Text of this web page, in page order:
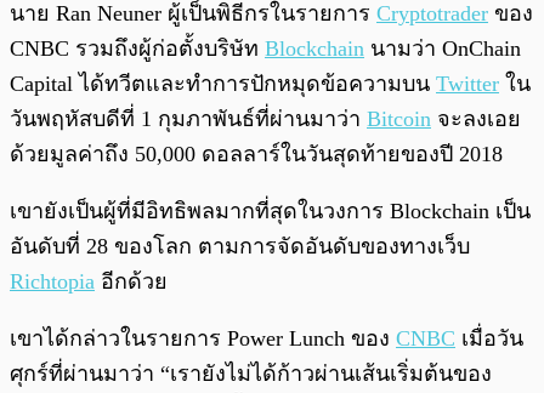
นาย Ran Neuner ผู้เป็นพิธีกรในรายการ Cryptotrader ของ
CNBC รวมถึงผู้ก่อตั้งบริษัท Blockchain นามว่า OnChain
Capital ได้ทวีตและทำการปักหมุดข้อความบน Twitter ใน
วันพฤหัสบดีที่ 1 กุมภาพันธ์ที่ผ่านมาว่า Bitcoin จะลงเอย
ด้วยมูลค่าถึง 50,000 ดอลลาร์ในวันสุดท้ายของปี 2018
เขายังเป็นผู้ที่มีอิทธิพลมากที่สุดในวงการ Blockchain เป็น
อันดับที่ 28 ของโลก ตามการจัดอันดับของทางเว็บ
Richtopia อีกด้วย
เขาได้กล่าวในรายการ Power Lunch ของ CNBC เมื่อวัน
ศุกร์ที่ผ่านมาว่า “เรายังไม่ได้ก้าวผ่านเส้นเริ่มต้นของ